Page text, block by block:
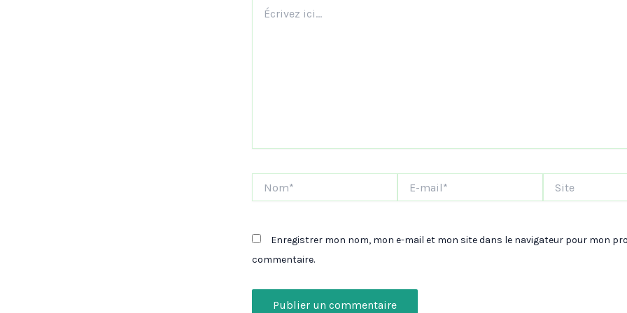
ici…
mail*
Enregistrer mon nom, mon e-mail et mon site dans le navigateur pour mon
commentaire.